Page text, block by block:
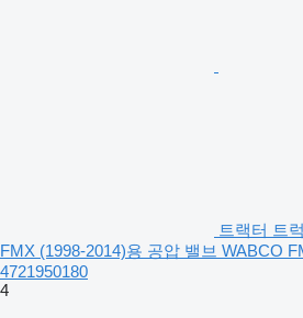
트랙터 트
FMX (1998-2014)용 공압 밸브 WABCO
4721950180
4